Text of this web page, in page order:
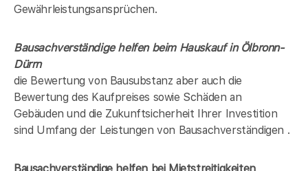
Gewährleistungsansprüchen.
Bausachverständige helfen beim Hauskauf in Ölbronn-
Dürrn
die Bewertung von Bausubstanz aber auch die
Bewertung des Kaufpreises sowie Schäden an
Gebäuden und die Zukunftsicherheit Ihrer Investition
sind Umfang der Leistungen von Bausachverständigen .